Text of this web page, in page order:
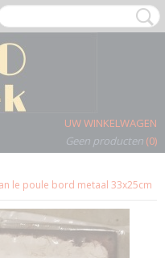
UW WINKELWAGEN
Geen producten (0)
le poule bord metaal 33x25cm